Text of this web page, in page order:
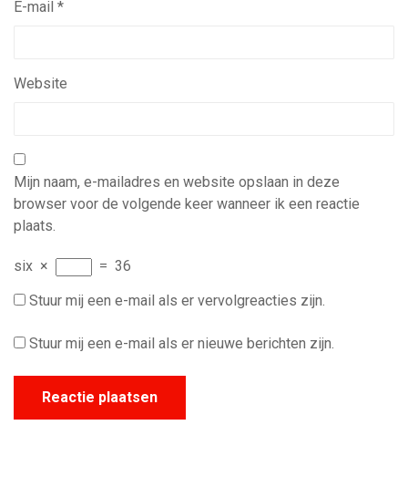
E-mail *
Website
Mijn naam, e-mailadres en website opslaan in deze
browser voor de volgende keer wanneer ik een reactie
plaats.
six × = 36
Stuur mij een e-mail als er vervolgreacties zijn.
Stuur mij een e-mail als er nieuwe berichten zijn.